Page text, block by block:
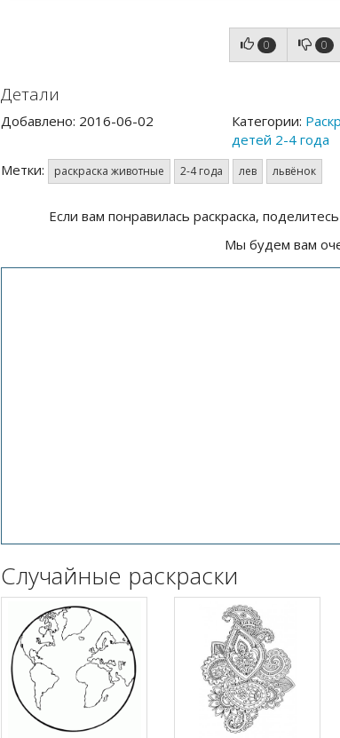
0 0
Детали
Добавлено: 2016-06-02 Категории:
детей 2-4 года
Метки: раскраска животные 2-4 года лев львёнок
Если вам понравилась раскраска,
Мы будем вам
Случайные раскраски